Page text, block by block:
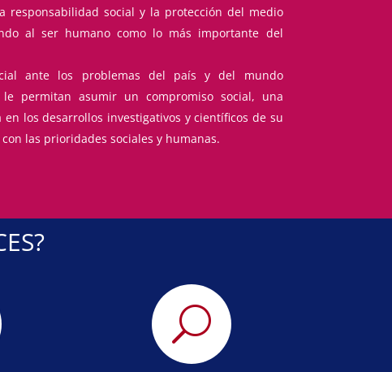
responsabilidad social y la protección del medio
al ser humano como lo más importante del
ante los problemas del país y del mundo
le permitan asumir un compromiso social, una
los desarrollos investigativos y científicos de su
las prioridades sociales y humanas.
U